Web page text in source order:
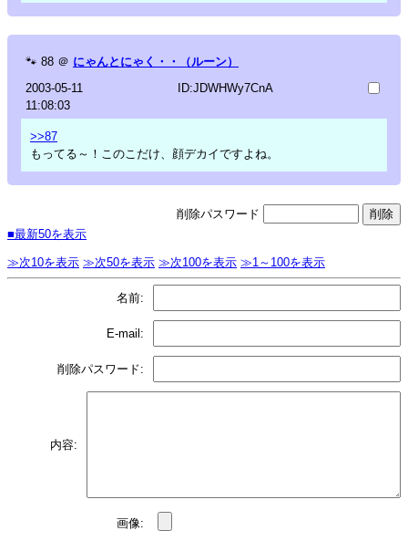
🐾 88 ＠ にゃんとにゃく・・（ルーン）
2003-05-11
11:08:03
ID:JDWHWy7CnA
>>87
もってる～！このこだけ、顔デカイですよね。
削除パスワード
■最新50を表示
≫次10を表示 ≫次50を表示 ≫次100を表示 ≫1～100を表示
名前:
E-mail:
削除パスワード:
内容:
画像: